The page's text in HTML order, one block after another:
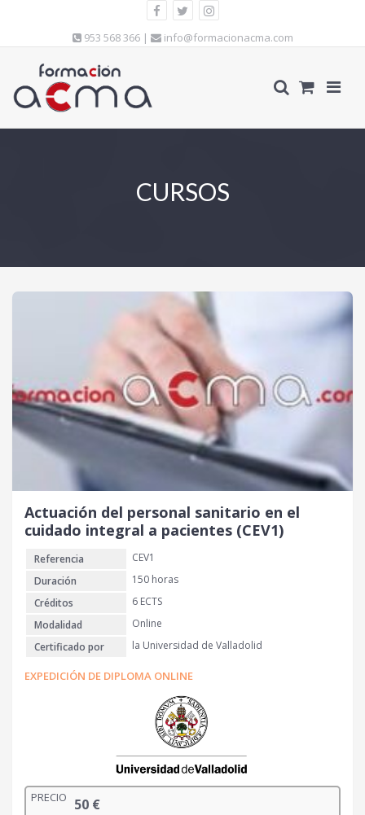
953 568 366 | info@formacionacma.com
CURSOS
Actuación del personal sanitario en el
cuidado integral a pacientes (CEV1)
Referencia
CEV1
Duración
150 horas
Créditos
6 ECTS
Modalidad
Online
Certificado por
la Universidad de Valladolid
EXPEDICIÓN DE DIPLOMA ONLINE
PRECIO 50 €